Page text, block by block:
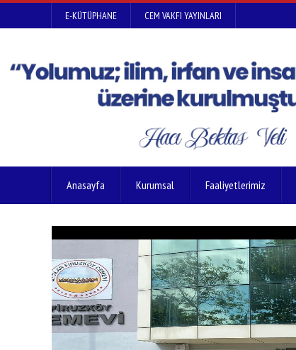
E-KÜTÜPHANE CEM VAKFI YAYINLARI
Anasayfa Kurumsal Faaliyetlerimiz